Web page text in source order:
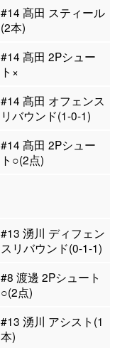
#14 髙田 スティール
(2本)
#14 髙田 2Pシュー
ト×
#14 髙田 オフェンス
リバウンド(1-0-1)
#14 髙田 2Pシュー
ト○(2点)
#13 湧川 ディフェン
スリバウンド(0-1-1)
#8 渡邊 2Pシュート
○(2点)
#13 湧川 アシスト(1
本)